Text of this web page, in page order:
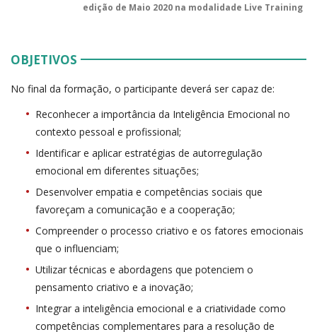
edição de Maio 2020 na modalidade Live Training
OBJETIVOS
No final da formação, o participante deverá ser capaz de:
Reconhecer a importância da Inteligência Emocional no
contexto pessoal e profissional;
Identificar e aplicar estratégias de autorregulação
emocional em diferentes situações;
Desenvolver empatia e competências sociais que
favoreçam a comunicação e a cooperação;
Compreender o processo criativo e os fatores emocionais
que o influenciam;
Utilizar técnicas e abordagens que potenciem o
pensamento criativo e a inovação;
Integrar a inteligência emocional e a criatividade como
competências complementares para a resolução de